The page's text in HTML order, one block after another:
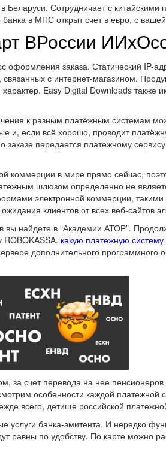
Сотрудничает с китайскими
в МПС открыт счет в евро, с
ВРоссии
заказа. Статический IP-
с интернет-магазином.
Easy Digital Downloads
к разным платёжным системам
и, если всё хорошо, проводит
передается платежному
в мире прямо сейчас,
шлюзом определенно не
электронной коммерции,
клиентов от всех веб-сайтов
найдете в “Академии АТОР”.
какую платежную
дополнительного программного
счет перевода на нее
особенности каждой
всего, детище российской
банка-эмитента. И нередко
по удобству. По карте можно